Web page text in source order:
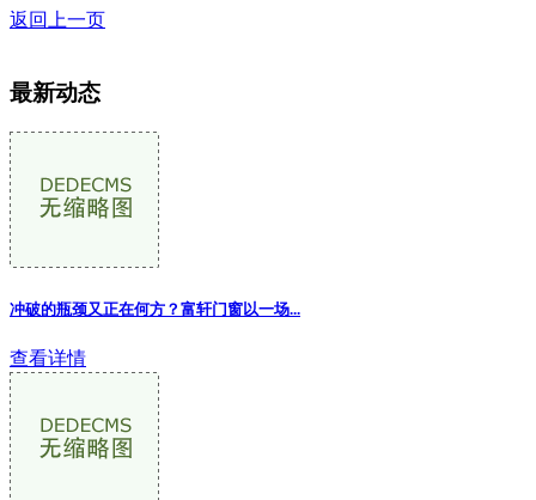
返回上一页
最新动态
冲破的瓶颈又正在何方？富轩门窗以一场...
查看详情